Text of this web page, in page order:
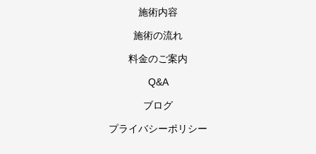
施術内容
施術の流れ
料金のご案内
Q&A
ブログ
プライバシーポリシー